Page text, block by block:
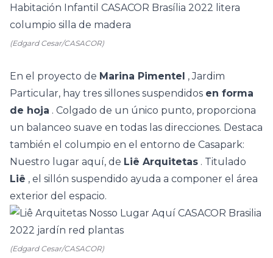
(Edgard Cesar/CASACOR)
En el proyecto de Marina Pimentel , Jardim
Particular, hay tres sillones suspendidos en forma
de hoja . Colgado de un único punto, proporciona
un balanceo suave en todas las direcciones. Destaca
también el columpio en el entorno de Casapark:
Nuestro lugar aquí, de Liê Arquitetas . Titulado
Liê , el sillón suspendido ayuda a componer el área
exterior del espacio.
(Edgard Cesar/CASACOR)